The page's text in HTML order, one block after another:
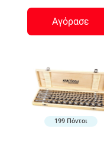
Αγόρασε
199 Πόντοι